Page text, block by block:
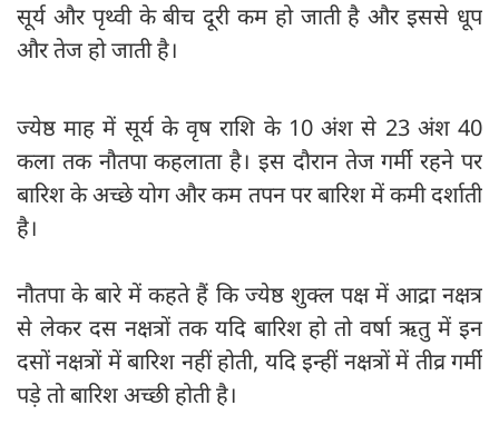
सूर्य और पृथ्वी के बीच दूरी कम हो जाती है और इससे धूप
और तेज हो जाती है।
ज्येष्ठ माह में सूर्य के वृष राशि के 10 अंश से 23 अंश 40
कला तक नौतपा कहलाता है। इस दौरान तेज गर्मी रहने पर
बारिश के अच्छे योग और कम तपन पर बारिश में कमी दर्शाती
है।
नौतपा के बारे में कहते हैं कि ज्येष्ठ शुक्ल पक्ष में आद्रा नक्षत्र
से लेकर दस नक्षत्रों तक यदि बारिश हो तो वर्षा ऋतु में इन
दसों नक्षत्रों में बारिश नहीं होती, यदि इन्हीं नक्षत्रों में तीव्र गर्मी
पड़े तो बारिश अच्छी होती है।